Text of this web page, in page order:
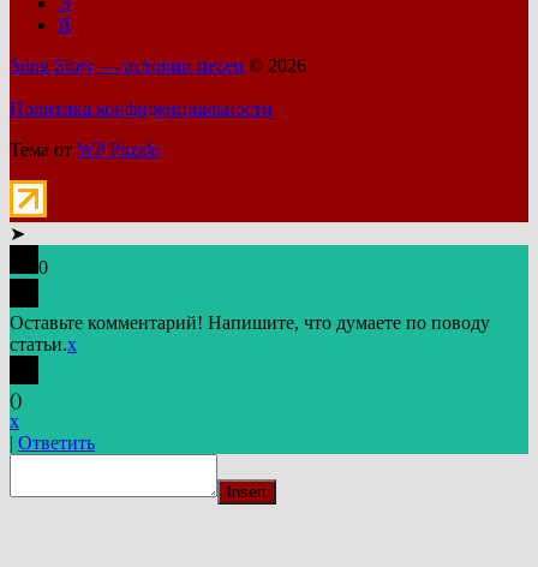
Я
Song Story — истории песен © 2026
Политика конфиденциальности
Тема от WP Puzzle
➤
0
Оставьте комментарий! Напишите, что думаете по поводу
статьи.x
()
x
| Ответить
Insert